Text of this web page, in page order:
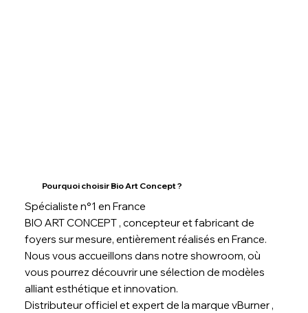
Pourquoi choisir Bio Art Concept ?
Spécialiste n°1 en France
BIO ART CONCEPT , concepteur et fabricant de
foyers sur mesure, entièrement réalisés en France.
Nous vous accueillons dans notre showroom, où
vous pourrez découvrir une sélection de modèles
alliant esthétique et innovation.
Distributeur officiel et expert de la marque vBurner ,